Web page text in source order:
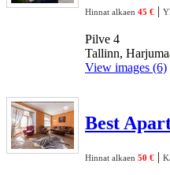
Hinnat alkaen 45 € |
Pilve 4
Tallinn,
View images (6)
Best
Hinnat alkaen 50 € |